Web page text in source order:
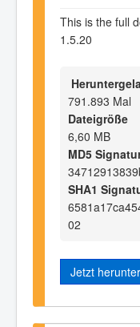
This is the full
1.5.20
791.893 Mal
Dateigröße
6,60 MB
MD5
SHA1
02
Jetzt